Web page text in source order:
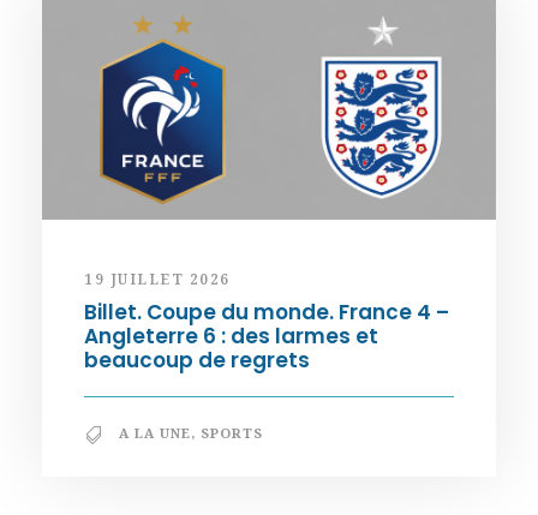
19 JUILLET 2026
Billet. Coupe du monde. France 4 –
Angleterre 6 : des larmes et
beaucoup de regrets
A LA UNE, SPORTS